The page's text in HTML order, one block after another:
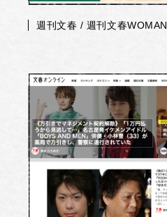
週刊文春 / 週刊文春WOMAN